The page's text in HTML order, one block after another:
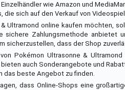
wie Amazon und
die sich auf den Verkauf von
Ultramond online kaufen möchten,
sichere Zahlungsmethode anbietet
sicherzustellen, dass der Shop
Pokémon Ultrasonne &
auch Sonderangebote und
das beste Angebot zu finden.
dass Online-Shops eine